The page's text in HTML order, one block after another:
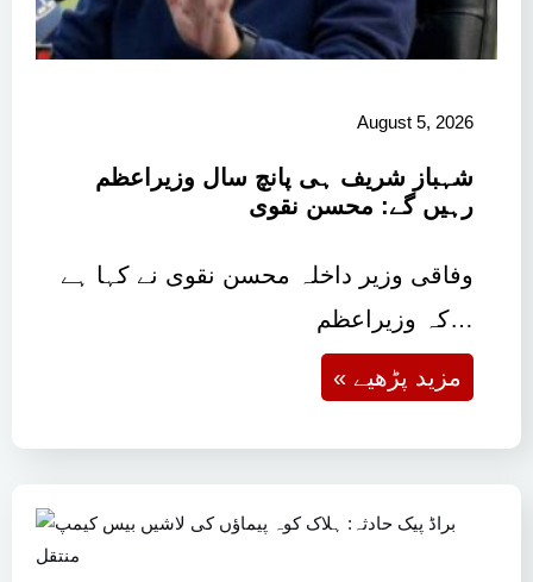
August 5, 2026
شہباز شریف ہی پانچ سال وزیراعظم
رہیں گے: محسن نقوی
وفاقی وزیر داخلہ محسن نقوی نے کہا ہے
کہ وزیراعظم…
« مزید پڑھیے